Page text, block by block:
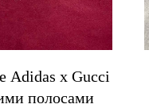
Adidas x Gucci
полосами